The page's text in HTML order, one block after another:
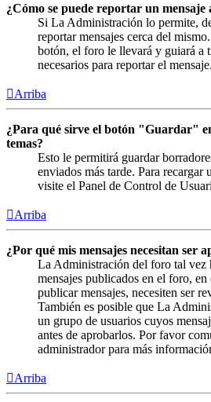
¿Cómo se puede reportar un
Si La Administración lo permite,
reportar mensajes cerca del
botón, el foro le llevará y guiará a
necesarios para reportar el mensaje.
Arriba
¿Para qué sirve el botón "Guardar"
temas?
Esto le permitirá guardar
enviados más tarde. Para recargar
visite el Panel de Control de
Arriba
¿Por qué mis mensajes necesitan ser
La Administración del foro tal vez
mensajes publicados en el foro, en
publicar mensajes, necesiten ser
También es posible que La
un grupo de usuarios cuyos
antes de aprobarlos. Por favor
administrador para más
Arriba